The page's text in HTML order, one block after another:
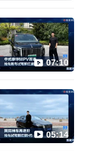
07:10
05:14